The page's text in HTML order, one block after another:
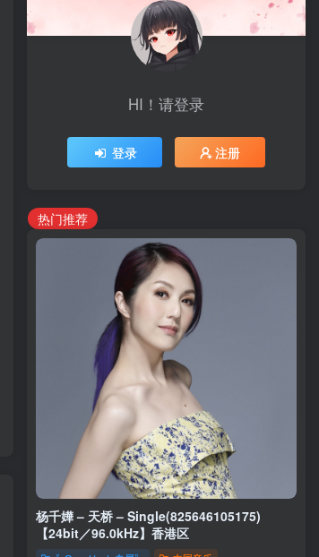
HI！请登录
登录 注册
热门推荐
杨千嬅 – 天桥 – Single(825646105175)
【24bit／96.0kHz】香港区